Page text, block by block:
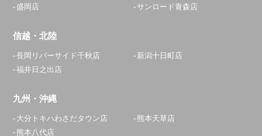
浦安店
11:00～23:00
定休日：年中無休
047-718-5596
アクセス
盛岡店 サンロード青森店
信越・北陸
長岡リバーサイド千秋店
新潟十日町店
福井日之出店
九州・沖縄
大分トキハわさだタウン店
熊本天草店
熊本八代店